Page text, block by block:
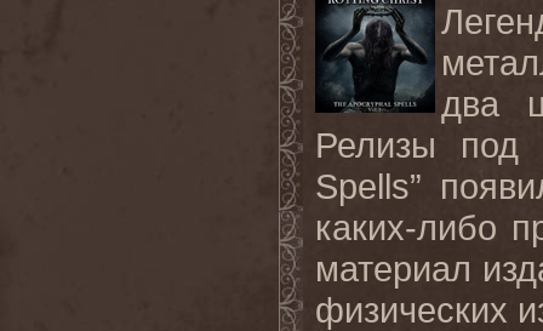
два
Релизы под
Spells”
каких-либо
материал
физических